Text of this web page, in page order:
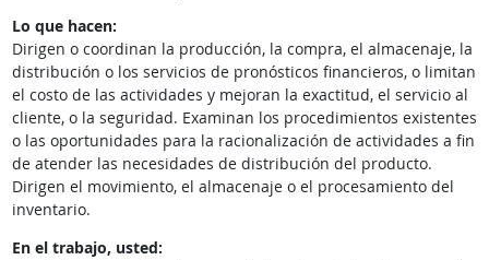
Lo que hacen:
Dirigen o coordinan la producción, la compra, el almacenaje, la
distribución o los servicios de pronósticos financieros, o limitan
el costo de las actividades y mejoran la exactitud, el servicio al
cliente, o la seguridad. Examinan los procedimientos existentes
o las oportunidades para la racionalización de actividades a fin
de atender las necesidades de distribución del producto.
Dirigen el movimiento, el almacenaje o el procesamiento del
inventario.
En el trabajo, usted: